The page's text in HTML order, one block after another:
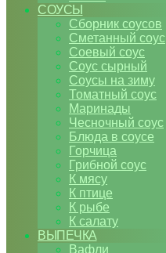
СОУСЫ
Сборник соусов
Сметанный соус
Соевый соус
Соус сырный
Соусы на зиму
Томатный соус
Маринады
Чесночный соус
Блюда в соусе
Горчица
Грибной соус
К мясу
К птице
К рыбе
К салату
ВЫПЕЧКА
Вафли